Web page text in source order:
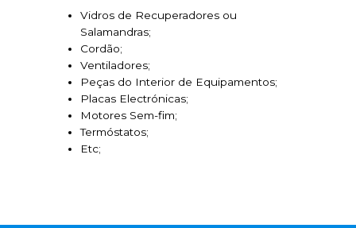
Vidros de Recuperadores ou
Salamandras;
Cordão;
Ventiladores;
Peças do Interior de Equipamentos;
Placas Electrónicas;
Motores Sem-fim;
Termóstatos;
Etc;